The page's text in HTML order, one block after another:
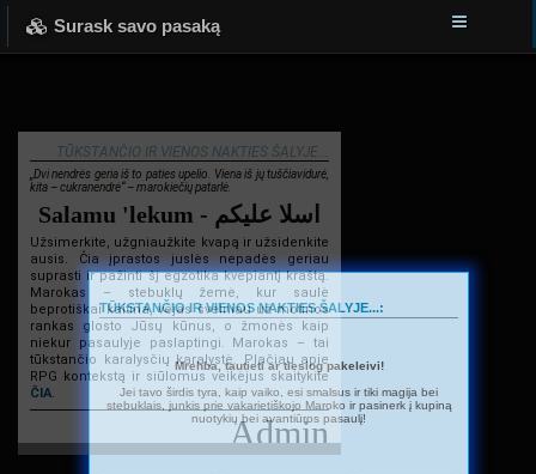
Surask savo pasaką
TŪKSTANČIO IR VIENOS NAKTIES ŠALYJE...
„Dvi nendrės geria iš to paties upelio. Viena iš jų tuščiavidurė,
kita – cukranendrė“ – marokiečių patarlė.
Salamu 'lekum - اسلا عليكم
Užsimerkite, užgniaužkite kvapą ir užsidenkite
ausis. Čia įprastos juslės nepadės geriau
suprasti ir pažinti šį egzotika kvepiantį kraštą.
Marokas – stebuklų žemė, kur saulė
beprotiškai kaitina, vėjas švelniau už motinos
rankas glosto Jūsų kūnus, o žmonės kaip
niekur pasaulyje paslaptingi. Marokas – tai
tūkstančio karalysčių karalystė. Plačiau apie
RPG kontekstą ir siūlomus veikėjus skaitykite
ČIA.
Admin
TŪKSTANČIO IR VIENOS NAKTIES ŠALYJE...:
Mrehba, tautieti ar tiesiog pakeleivi!
Jei tavo širdis tyra, kaip vaiko, esi smalsus ir tiki magija bei
stebuklais, junkis prie vakarietiškojo Maroko ir pasinerk į kupiną
nuotykių bei avantiūros pasaulį!